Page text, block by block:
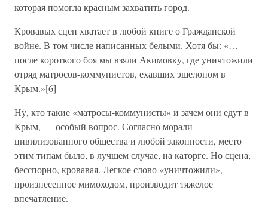
которая помогла красным захватить город.
Кровавых сцен хватает в любой книге о Гражданской
войне. В том числе написанных белыми. Хотя бы: «…
после короткого боя мы взяли Акимовку, где уничтожили
отряд матросов-коммунистов, ехавших эшелоном в
Крым.»[6]
Ну, кто такие «матросы-коммунисты» и зачем они едут в
Крым, — особый вопрос. Согласно морали
цивилизованного общества и любой законности, место
этим типам было, в лучшем случае, на каторге. Но сцена,
бесспорно, кровавая. Легкое слово «уничтожили»,
произнесенное мимоходом, производит тяжелое
впечатление.